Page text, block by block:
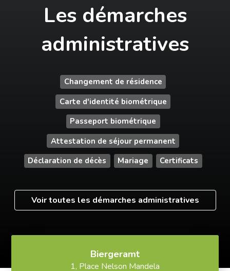
Les démarches
administratives
Changement de résidence
Carte d'identité biométrique
Passeport biométrique
Attestation de séjour permanent
Déclaration de décès
Mariage Certificats
Voir toutes les démarches administratives
Biergeramt
1, Place Nelson Mandela